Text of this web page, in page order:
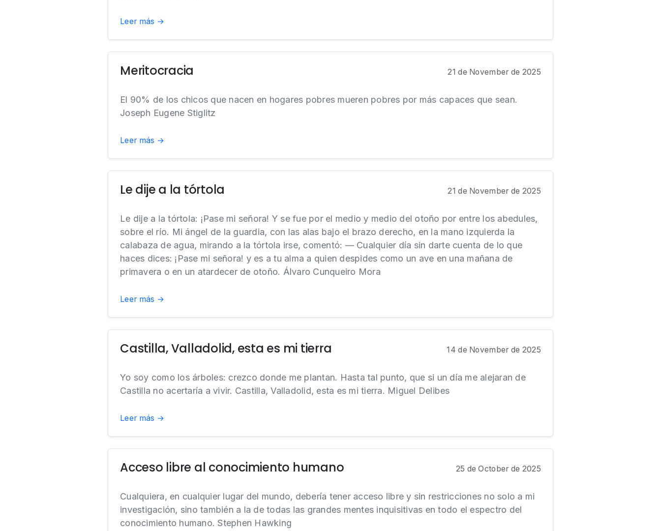
Leer más →
Meritocracia 21 de November de 2025
El 90% de los chicos que nacen en hogares pobres mueren pobres por más capaces que sean.
Joseph Eugene Stiglitz
Leer más →
Le dije a la tórtola 21 de November de 2025
Le dije a la tórtola: ¡Pase mi señora! Y se fue por el medio y medio del otoño por entre los abedules,
sobre el río. Mi ángel de la guardia, con las alas bajo el brazo derecho, en la mano izquierda la
calabaza de agua, mirando a la tórtola irse, comentó: — Cualquier día sin darte cuenta de lo que
haces dices: ¡Pase mi señora! y es a tu alma a quien despides como un ave en una mañana de
primavera o en un atardecer de otoño. Álvaro Cunqueiro Mora
Leer más →
Castilla, Valladolid, esta es mi tierra 14 de November de 2025
Yo soy como los árboles: crezco donde me plantan. Hasta tal punto, que si un día me alejaran de
Castilla no acertaría a vivir. Castilla, Valladolid, esta es mi tierra. Miguel Delibes
Leer más →
Acceso libre al conocimiento humano 25 de October de 2025
Cualquiera, en cualquier lugar del mundo, debería tener acceso libre y sin restricciones no solo a mi
investigación, sino también a la de todas las grandes mentes inquisitivas en todo el espectro del
conocimiento humano. Stephen Hawking